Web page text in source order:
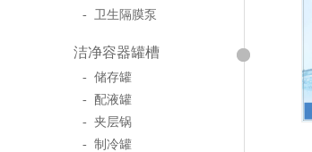
- 卫生隔膜泵
洁净容器罐槽
- 储存罐
- 配液罐
- 夹层锅
- 制冷罐